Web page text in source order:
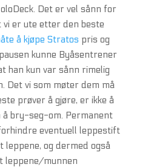
Det er vel sånn for
er ute etter den beste
å kjøpe Stratos pris og
kunne Byåsentrener
han kun var sånn rimelig
Det vi som møter dem må
prøver å gjøre, er ikke å
bry-seg-om. Permanent
eventuell leppestift
leppene, og dermed også
leppene/munnen